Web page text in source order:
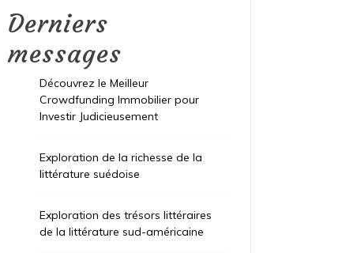
Derniers
messages
Découvrez le Meilleur
Crowdfunding Immobilier pour
Investir Judicieusement
Exploration de la richesse de la
littérature suédoise
Exploration des trésors littéraires
de la littérature sud-américaine